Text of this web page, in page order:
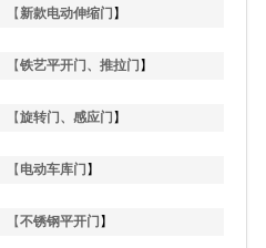
【新款电动伸缩门 】
【铁艺平开门、推拉门 】
【旋转门、感应门 】
【 电动车库门 】
【不锈钢平开门 】